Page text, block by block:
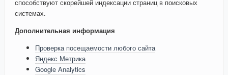
способствуют скорейшей индексации страниц в поисковых
системах.
Дополнительная информация
Проверка посещаемости любого сайта
Яндекс Метрика
Google Analytics